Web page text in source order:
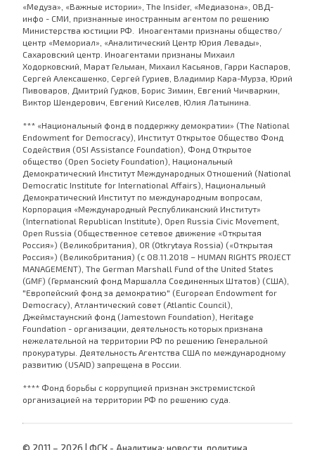
«Медуза», «Важные истории», The Insider, «Медиазона», ОВД-
инфо - СМИ, признанные иностранным агентом по решению
Министерства юстиции РФ. Иноагентами признаны общество/
центр «Мемориал», «Аналитический Центр Юрия Левады»,
Сахаровский центр. Иноагентами признаны Михаил
Ходорковский, Марат Гельман, Михаил Касьянов, Гарри Каспаров,
Сергей Алексашенко, Сергей Гуриев, Владимир Кара-Мурза, Юрий
Пивоваров, Дмитрий Гудков, Борис Зимин, Евгений Чичваркин,
Виктор Шендерович, Евгений Киселев, Юлия Латынина.
*** «Национальный фонд в поддержку демократии» (The National
Endowment for Democracy), Институт Открытое Общество Фонд
Содействия (OSI Assistance Foundation), Фонд Открытое
общество (Open Society Foundation), Национальный
Демократический Институт Международных Отношений (National
Democratic Institute for International Affairs), Национальный
Демократический Институт по международным вопросам,
Корпорация «Международный Республиканский Институт»
(International Republican Institute), Open Russia Civic Movement,
Open Russia (Общественное сетевое движение «Открытая
Россия») (Великобритания), OR (Otkrytaya Rossia) («Открытая
Россия») (Великобритания) (с 08.11.2018 – HUMAN RIGHTS PROJECT
MANAGEMENT), The German Marshall Fund of the United States
(GMF) (Германский фонд Маршалла Соединенных Штатов) (США),
"Европейский фонд за демократию" (European Endowment for
Democracy), Атлантический совет (Atlantic Council),
Джеймстаунский фонд (Jamestown Foundation), Heritage
Foundation - организации, деятельность которых признана
нежелательной на территории РФ по решению Генеральной
прокуратуры. Деятельность Агентства США по международному
развитию (USAID) запрещена в России.
**** Фонд борьбы с коррупцией признан экстремистской
организацией на территории РФ по решению суда.